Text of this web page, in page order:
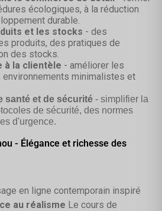
écologiques, à la réduction
durable.
et les stocks - des
produits, des pratiques de
des stocks.
à la clientèle - améliorer les
minimalistes et
santé et de sécurité - simplifier la
de sécurité, des normes
d'urgence.
- Élégance et richesse des
en ligne contemporain inspiré
au réalisme Le cours de